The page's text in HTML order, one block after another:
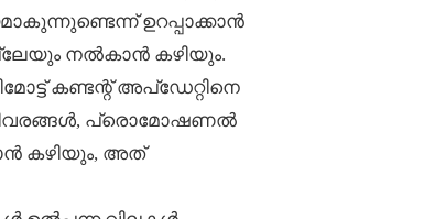
ഉറപ്പാക്കാൻ
നൽകാൻ കഴിയും.
കണ്ടന്റ് അപ്‌ഡേറ്റിനെ
വിവരങ്ങൾ, പ്രൊമോഷണൽ
കഴിയും, അത്